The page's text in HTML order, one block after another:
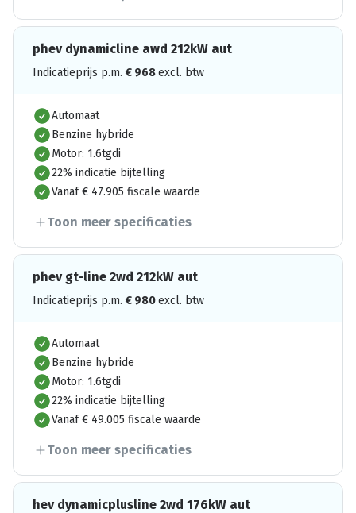
phev dynamicline awd 212kW aut
Indicatieprijs p.m. € 968excl. btw
Automaat
Benzine hybride
Motor: 1.6tgdi
22% indicatie bijtelling
Vanaf € 47.905 fiscale waarde
Toon meer specificaties
phev gt-line 2wd 212kW aut
Indicatieprijs p.m. € 980excl. btw
Automaat
Benzine hybride
Motor: 1.6tgdi
22% indicatie bijtelling
Vanaf € 49.005 fiscale waarde
Toon meer specificaties
hev dynamicplusline 2wd 176kW aut